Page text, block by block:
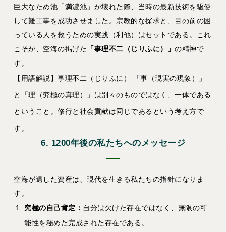
巨大なため池「満濃池」が壊れた際、当時の最新技術を駆使
して難工事を成功させました。宗教的な探求と、目の前の困
っている人を救うための実践（利他）はセットである。これ
こそが、空海の掲げた 「事理不二（じりふに）」の精神で
す。
【用語解説】事理不二（じりふに）
「事（現実の現象）」
と「理（究極の真理）」は別々のものではなく、一体である
ということ。修行と社会貢献は同じであるという考え方で
す。
6. 1200年後の私たちへのメッセージ
空海が遺した資産は、現代を生きる私たちの指針になりま
す。
究極の自己肯定： 自分は欠けた存在ではなく、無限の可
能性を秘めた完成された存在である。